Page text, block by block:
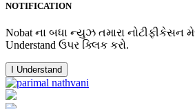
NOTIFICATION
Nobat ના બધા ન્યુઝ તમારા નોટીફીકેસન
Understand ઉપર ક્લિક કરો.
I Understand